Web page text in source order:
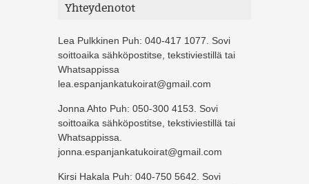
Yhteydenotot
Lea Pulkkinen Puh: 040-417 1077. Sovi
soittoaika sähköpostitse, tekstiviestillä tai
Whatsappissa
lea.espanjankatukoirat@gmail.com
Jonna Ahto Puh: 050-300 4153. Sovi
soittoaika sähköpostitse, tekstiviestillä tai
Whatsappissa.
jonna.espanjankatukoirat@gmail.com
Kirsi Hakala Puh: 040-750 5642. Sovi